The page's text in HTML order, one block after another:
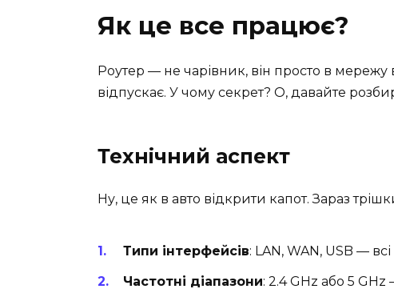
Як це все працює?
Роутер — не чарівник, він просто в мережу
відпускає. У чому секрет? О, давайте
Технічний аспект
Ну, це як в авто відкрити капот. Зараз трішки
Типи інтерфейсів: LAN, WAN, USB —
Частотні діапазони: 2.4 GHz або 5